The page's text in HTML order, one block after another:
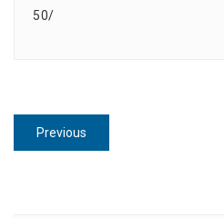
50/
Navegação
de
Previous
post: